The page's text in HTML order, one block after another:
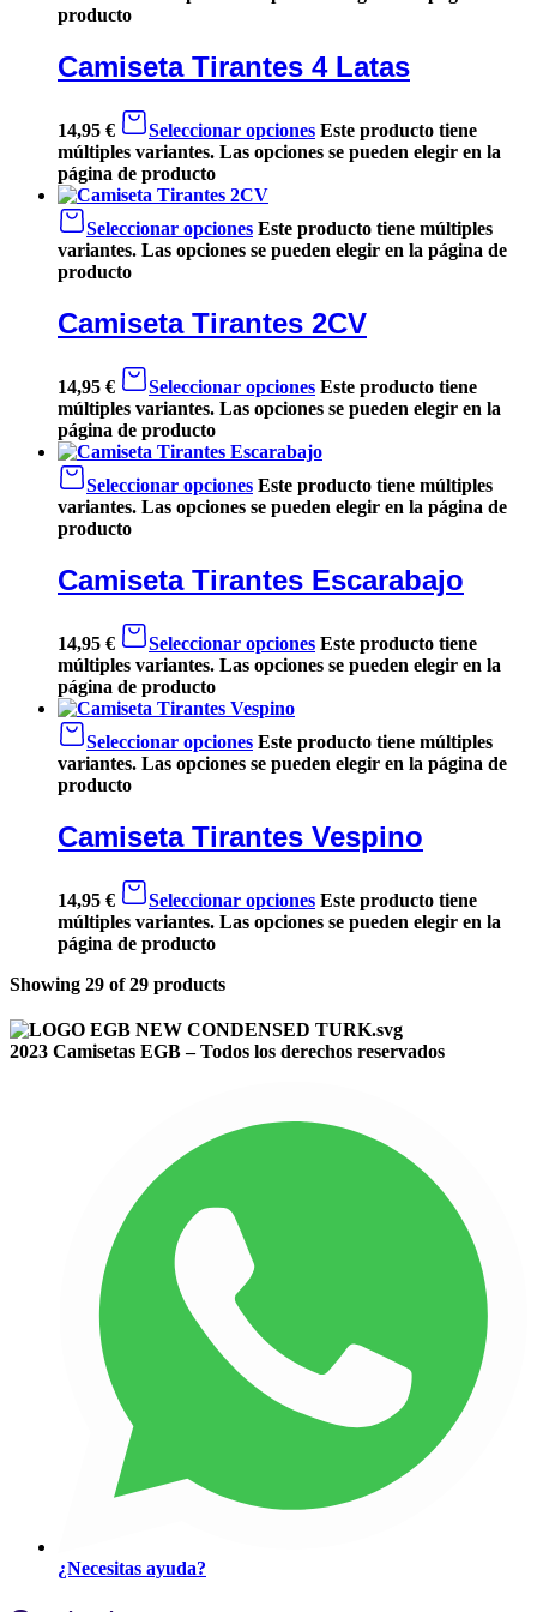
producto
Camiseta Tirantes 4 Latas
14,95 € Seleccionar opciones Este producto tiene
múltiples variantes. Las opciones se pueden elegir en la
página de producto
Seleccionar opciones Este producto tiene múltiples
variantes. Las opciones se pueden elegir en la página de
producto
Camiseta Tirantes 2CV
14,95 € Seleccionar opciones Este producto tiene
múltiples variantes. Las opciones se pueden elegir en la
página de producto
Seleccionar opciones Este producto tiene múltiples
variantes. Las opciones se pueden elegir en la página de
producto
Camiseta Tirantes Escarabajo
14,95 € Seleccionar opciones Este producto tiene
múltiples variantes. Las opciones se pueden elegir en la
página de producto
Seleccionar opciones Este producto tiene múltiples
variantes. Las opciones se pueden elegir en la página de
producto
Camiseta Tirantes Vespino
14,95 € Seleccionar opciones Este producto tiene
múltiples variantes. Las opciones se pueden elegir en la
página de producto
Showing 29 of29 products
2023 Camisetas EGB – Todos los derechos reservados
¿Necesitas ayuda?